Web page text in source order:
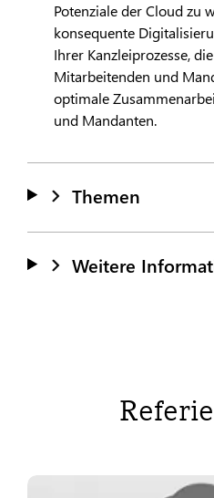
Potenziale der Cloud zu
konsequente
Ihrer Kanzleiprozesse,
Mitarbeitenden und
optimale
und Mandanten.
Themen
Weitere